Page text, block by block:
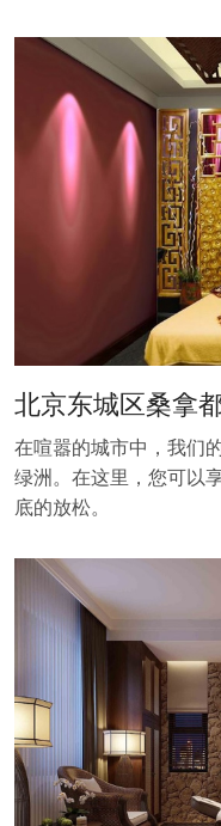
北京东城区桑拿
在喧嚣的城市中，我们
绿洲。在这里，您可以
底的放松。